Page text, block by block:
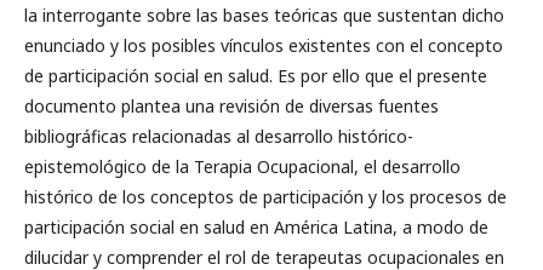
la interrogante sobre las bases teóricas que sustentan dicho
enunciado y los posibles vínculos existentes con el concepto
de participación social en salud. Es por ello que el presente
documento plantea una revisión de diversas fuentes
bibliográficas relacionadas al desarrollo histórico-
epistemológico de la Terapia Ocupacional, el desarrollo
histórico de los conceptos de participación y los procesos de
participación social en salud en América Latina, a modo de
dilucidar y comprender el rol de terapeutas ocupacionales en